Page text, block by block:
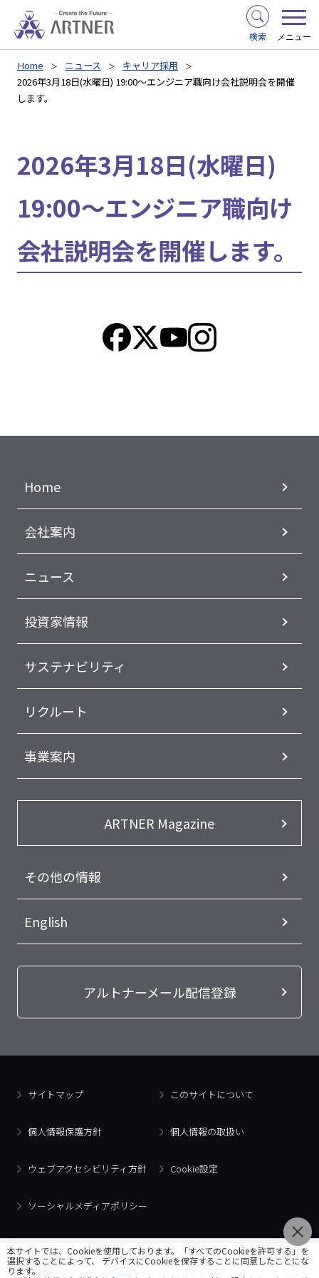
検索 メニュー
Home ニュース
キャリア採用
2026年3月18日(水曜日) 19:00～エンジニア職向け会社説明会を開催
します。
2026年3月18日(水曜日)
19:00～エンジニア職向け
会社説明会を開催します。
Home
会社案内
ニュース
投資家情報
サステナビリティ
リクルート
事業案内
ARTNER Magazine
その他の情報
English
アルトナーメール配信登録
サイトマップ このサイトについて
個人情報保護方針 個人情報の取扱い
ウェブアクセシビリティ方針 Cookie設定
ソーシャルメディアポリシー
本サイトでは、Cookieを使用しております。「すべてのCookieを許可する」を
選択することによって、 デバイスにCookieを保存することに同意したことにな
ります。